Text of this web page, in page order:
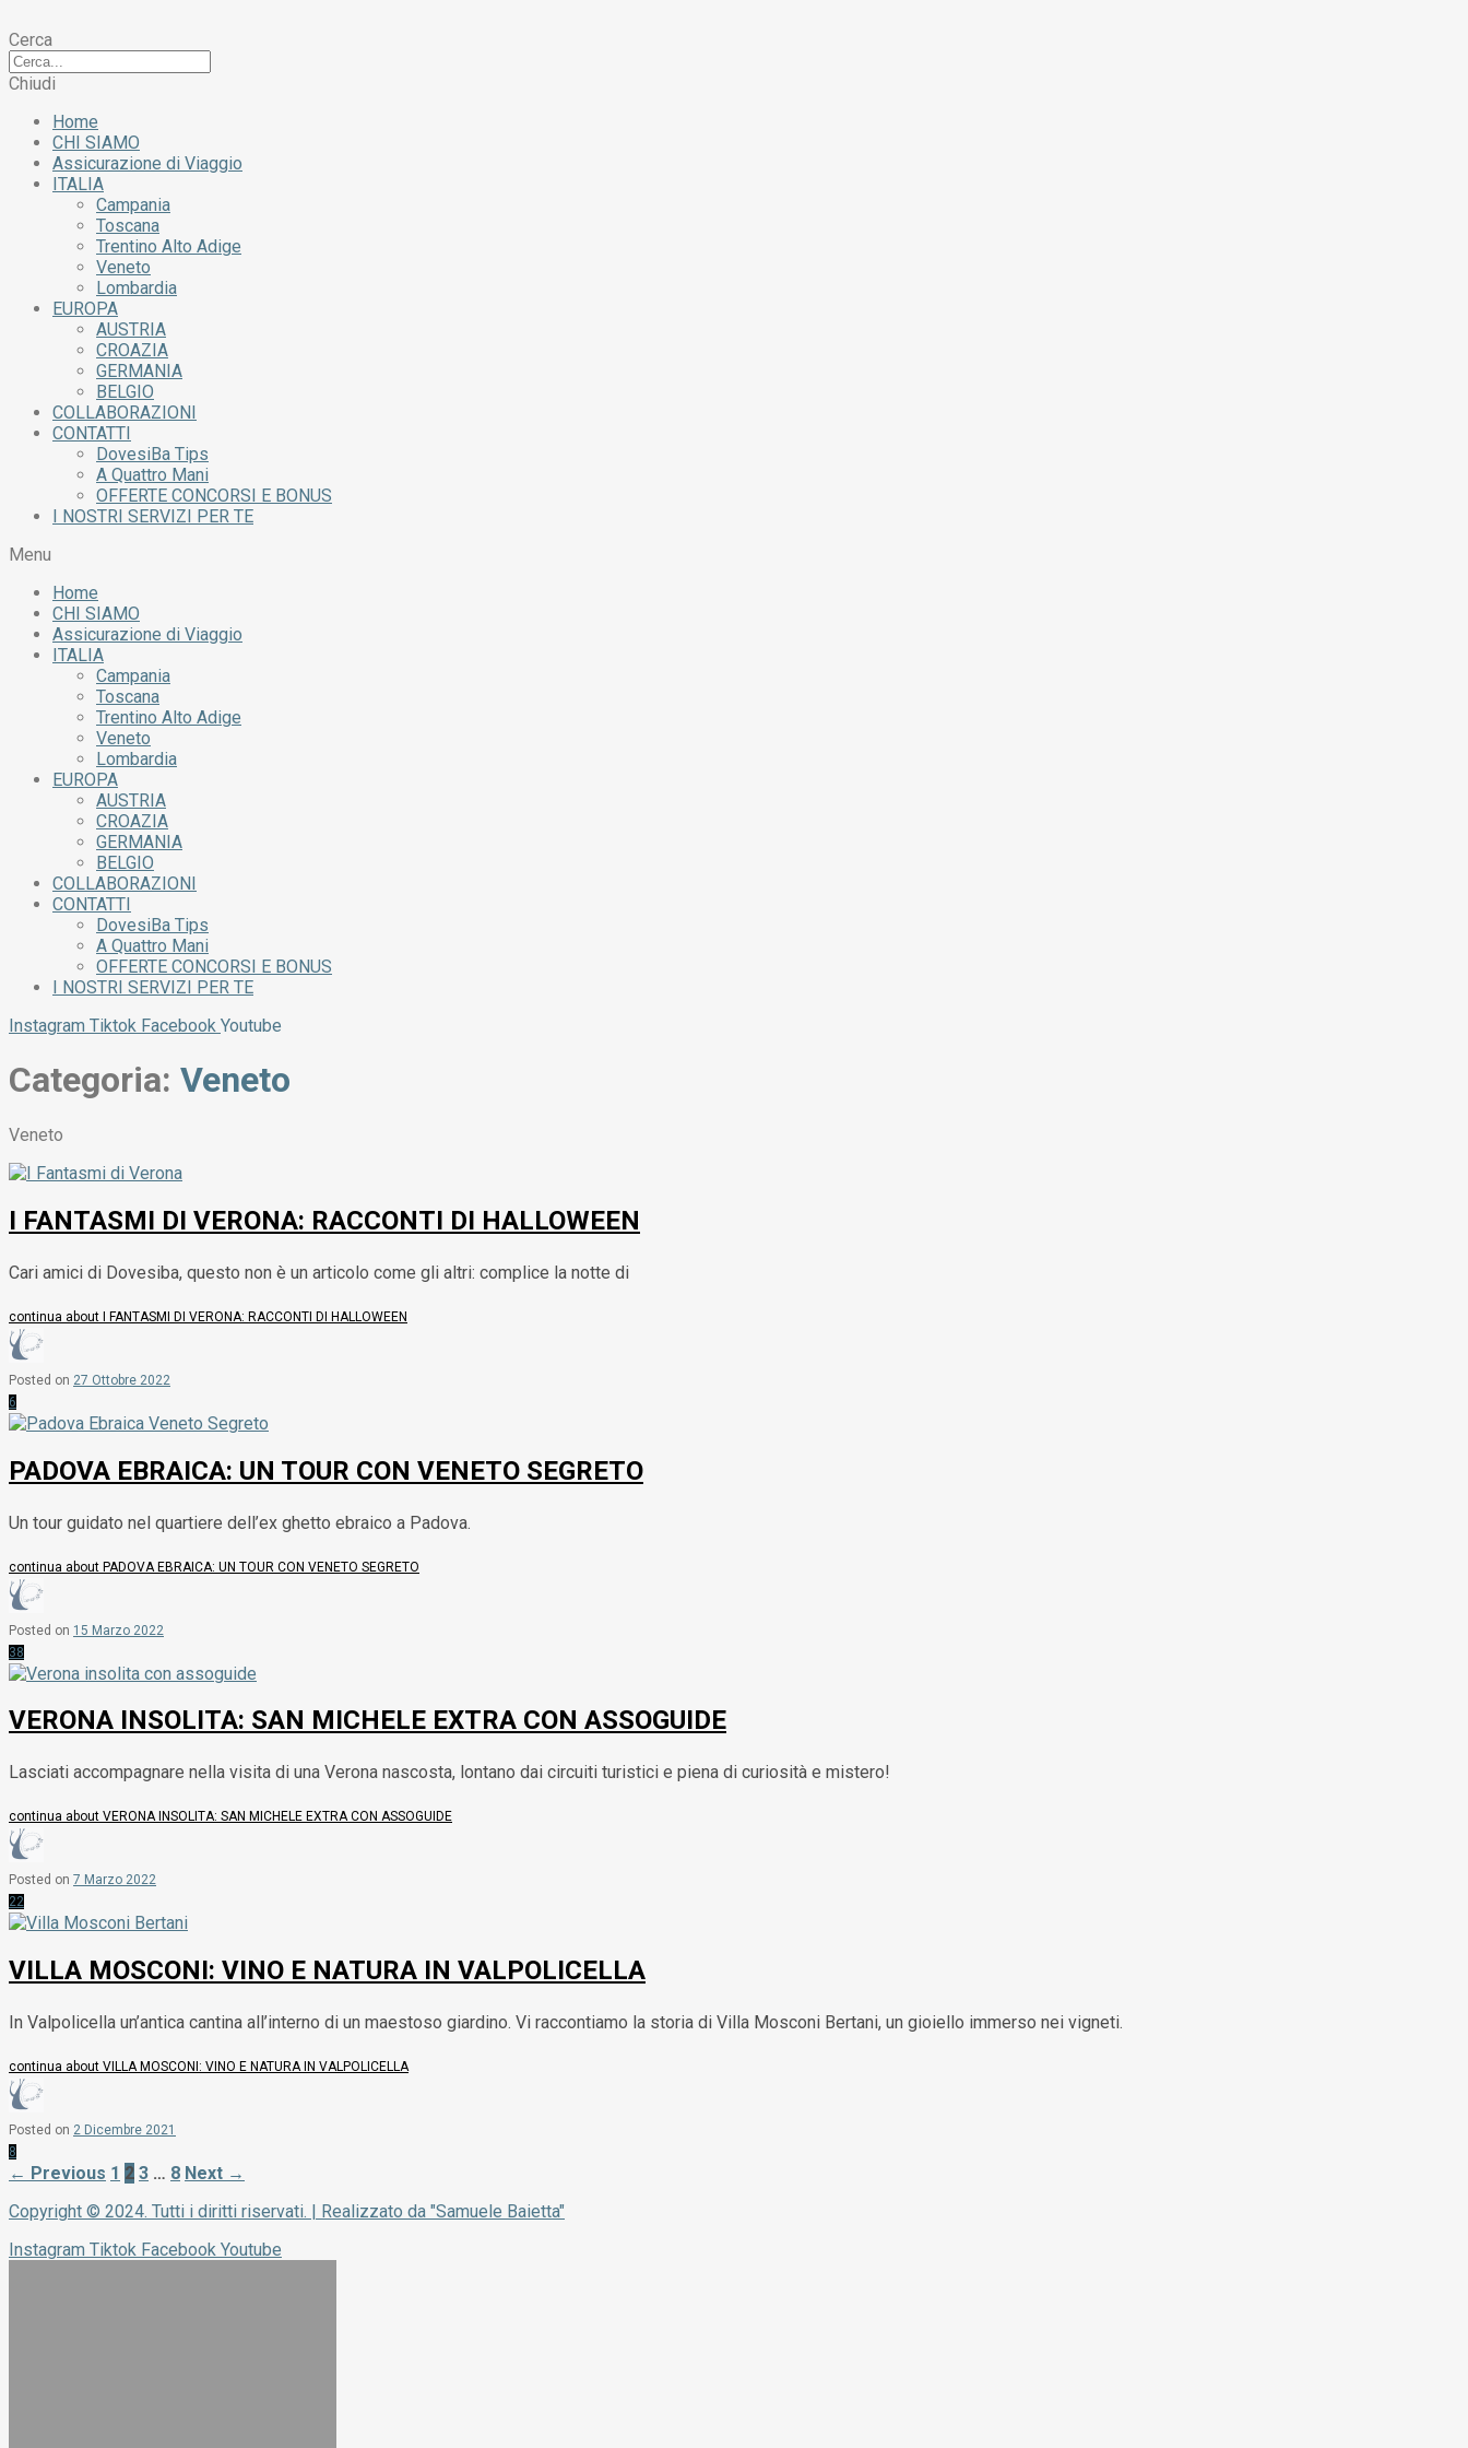
Cerca
Chiudi
Home
CHI SIAMO
Assicurazione di Viaggio
ITALIA
Campania
Toscana
Trentino Alto Adige
Veneto
Lombardia
EUROPA
AUSTRIA
CROAZIA
GERMANIA
BELGIO
COLLABORAZIONI
CONTATTI
DovesiBa Tips
A Quattro Mani
OFFERTE CONCORSI E BONUS
I NOSTRI SERVIZI PER TE
Menu
Home
CHI SIAMO
Assicurazione di Viaggio
ITALIA
Campania
Toscana
Trentino Alto Adige
Veneto
Lombardia
EUROPA
AUSTRIA
CROAZIA
GERMANIA
BELGIO
COLLABORAZIONI
CONTATTI
DovesiBa Tips
A Quattro Mani
OFFERTE CONCORSI E BONUS
I NOSTRI SERVIZI PER TE
Instagram Tiktok Facebook Youtube
Categoria: Veneto
Veneto
I FANTASMI DI VERONA: RACCONTI DI HALLOWEEN
Cari amici di Dovesiba, questo non è un articolo come gli altri: complice la notte di
continua about I FANTASMI DI VERONA: RACCONTI DI HALLOWEEN
Posted on 27 Ottobre 2022
6
PADOVA EBRAICA: UN TOUR CON VENETO SEGRETO
Un tour guidato nel quartiere dell’ex ghetto ebraico a Padova.
continua about PADOVA EBRAICA: UN TOUR CON VENETO SEGRETO
Posted on 15 Marzo 2022
38
VERONA INSOLITA: SAN MICHELE EXTRA CON ASSOGUIDE
Lasciati accompagnare nella visita di una Verona nascosta, lontano dai circuiti turistici e piena di curiosità e mistero!
continua about VERONA INSOLITA: SAN MICHELE EXTRA CON ASSOGUIDE
Posted on 7 Marzo 2022
22
VILLA MOSCONI: VINO E NATURA IN VALPOLICELLA
In Valpolicella un’antica cantina all’interno di un maestoso giardino. Vi raccontiamo la storia di Villa Mosconi Bertani, un gioiello immerso nei vigneti.
continua about VILLA MOSCONI: VINO E NATURA IN VALPOLICELLA
Posted on 2 Dicembre 2021
8
← Previous 1 2 3 … 8 Next →
Copyright © 2024. Tutti i diritti riservati. | Realizzato da "Samuele Baietta"
Instagram Tiktok Facebook Youtube